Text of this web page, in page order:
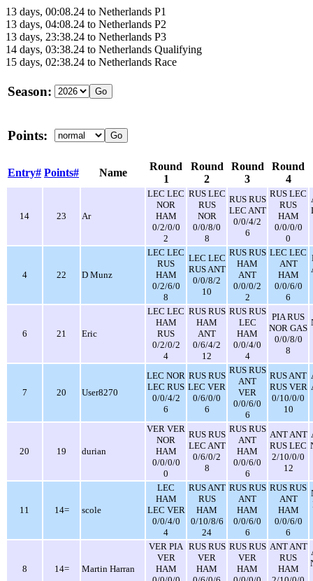
13 days, 00:08.24 to Netherlands P1
13 days, 04:08.24 to Netherlands P2
13 days, 23:38.24 to Netherlands P3
14 days, 03:38.24 to Netherlands Qualifying
15 days, 02:38.24 to Netherlands Race
Season:
Points:
Entry# Points# Name
Round
1
Round
2
Round
3
Round
4
14 23 Ar
LEC LEC
NOR
HAM
0/2/0/0
2
RUS LEC
RUS
NOR
0/0/8/0
8
RUS RUS
LEC ANT
0/0/4/2
6
RUS LEC
RUS
HAM
0/0/0/0
0
4 22 D Munz
LEC LEC
RUS
HAM
0/2/6/0
8
LEC LEC
RUS ANT
0/0/8/2
10
RUS RUS
HAM
ANT
0/0/0/2
2
LEC LEC
ANT
HAM
0/0/6/0
6
6 21 Eric
LEC LEC
HAM
RUS
0/2/0/2
4
RUS RUS
HAM
ANT
0/6/4/2
12
RUS RUS
LEC
HAM
0/0/4/0
4
PIA RUS
NOR GAS
0/0/8/0
8
7 20 User8270
LEC NOR
LEC RUS
0/0/4/2
6
RUS RUS
LEC VER
0/6/0/0
6
RUS RUS
ANT
VER
0/0/6/0
6
RUS ANT
RUS VER
0/10/0/0
10
20 19 durian
VER VER
NOR
HAM
0/0/0/0
0
RUS RUS
LEC ANT
0/6/0/2
8
RUS RUS
ANT
HAM
0/0/6/0
6
ANT ANT
RUS LEC
2/10/0/0
12
11 14= scole
LEC
HAM
LEC VER
0/0/4/0
4
RUS ANT
RUS
HAM
0/10/8/6
24
RUS RUS
ANT
HAM
0/0/6/0
6
RUS RUS
ANT
HAM
0/0/6/0
6
8 14= Martin Harran
VER PIA
VER
HAM
RUS RUS
VER
HAM
RUS RUS
VER
HAM
ANT ANT
RUS
HAM